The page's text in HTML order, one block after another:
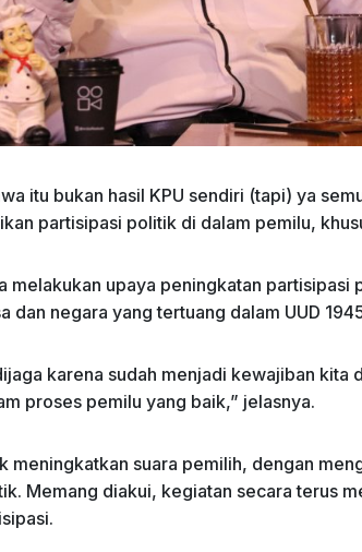
itu bukan hasil KPU sendiri (tapi) ya
partisipasi politik di dalam pemilu,
melakukan upaya peningkatan partisipasi
dan negara yang tertuang dalam UUD
karena sudah menjadi kewajiban kita
proses pemilu yang baik,” jelasnya.
meningkatkan suara pemilih, dengan
Memang diakui, kegiatan secara terus